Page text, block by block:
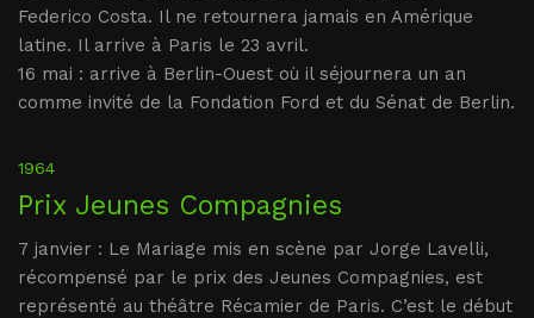
Federico Costa. Il ne retournera jamais en Amérique
latine. Il arrive à Paris le 23 avril.
16 mai : arrive à Berlin-Ouest où il séjournera un an
comme invité de la Fondation Ford et du Sénat de Berlin.
1964
Prix Jeunes Compagnies
7 janvier : Le Mariage mis en scène par Jorge Lavelli,
récompensé par le prix des Jeunes Compagnies, est
représenté au théâtre Récamier de Paris. C’est le début